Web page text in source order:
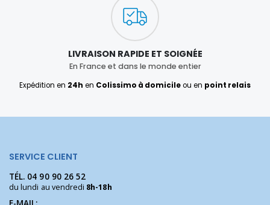
LIVRAISON RAPIDE ET SOIGNÉE
En France et dans le monde entier
Expédition en 24h en Colissimo à domicileou en point relais
SERVICE CLIENT
TÉL. 04 90 90 26 52
du lundi au vendredi 8h-18h